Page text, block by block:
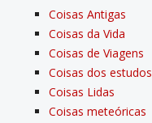
Coisas Antigas
Coisas da Vida
Coisas de Viagens
Coisas dos estudos
Coisas Lidas
Coisas meteóricas